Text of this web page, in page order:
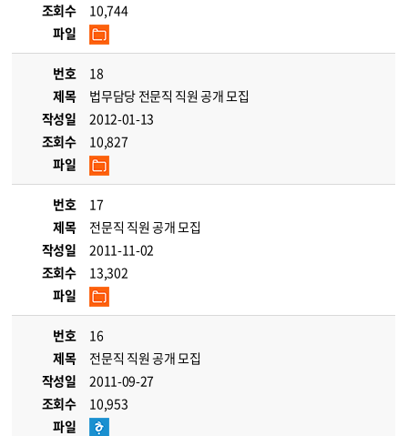
조회수
10,744
파일
번호
18
제목
법무담당 전문직 직원 공개 모집
작성일
2012-01-13
조회수
10,827
파일
번호
17
제목
전문직 직원 공개 모집
작성일
2011-11-02
조회수
13,302
파일
번호
16
제목
전문직 직원 공개 모집
작성일
2011-09-27
조회수
10,953
파일